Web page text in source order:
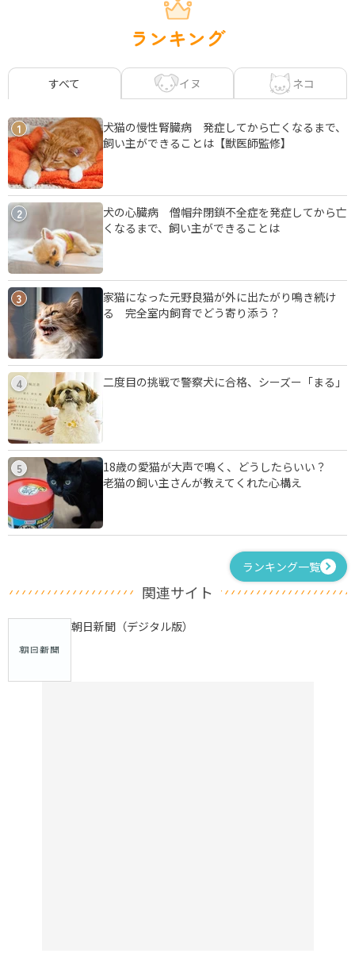
ランキング
すべて イヌ ネコ
1
犬猫の慢性腎臓病 発症してから亡くなるまで、
飼い主ができることは【獣医師監修】
2
犬の心臓病 僧帽弁閉鎖不全症を発症してから亡
くなるまで、飼い主ができることは
3
家猫になった元野良猫が外に出たがり鳴き続け
る 完全室内飼育でどう寄り添う？
4 二度目の挑戦で警察犬に合格、シーズー「まる」
5
18歳の愛猫が大声で鳴く、どうしたらいい？
老猫の飼い主さんが教えてくれた心構え
ランキング一覧
関連サイト
朝日新聞（デジタル版）